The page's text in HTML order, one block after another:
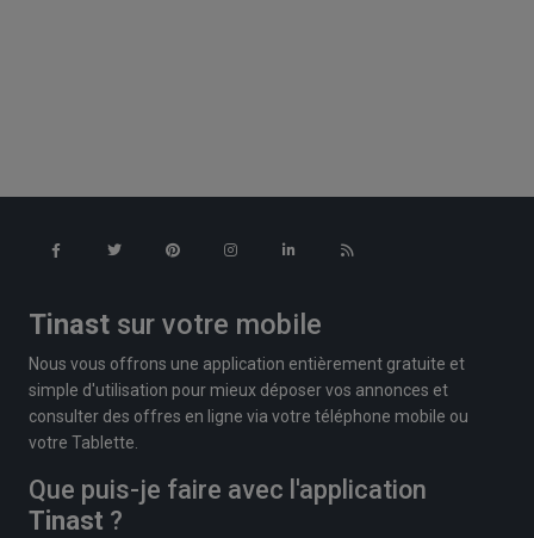
Tinast sur votre mobile
Nous vous offrons une application entièrement gratuite et
simple d'utilisation pour mieux déposer vos annonces et
consulter des offres en ligne via votre téléphone mobile ou
votre Tablette.
Que puis-je faire avec l'application
Tinast ?